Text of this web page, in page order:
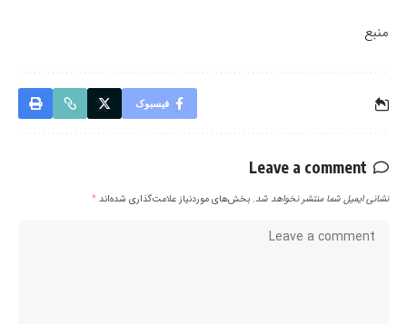
منبع
فیسبوک
Leave a comment
نشانی ایمیل شما منتشر نخواهد شد. بخش‌های موردنیاز علامت‌گذاری شده‌اند*